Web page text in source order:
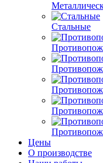
Стальные
Цены
О производстве